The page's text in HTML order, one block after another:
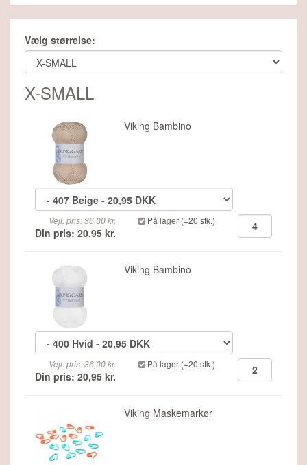
Vælg størrelse:
X-SMALL
Viking Bambino
Vejl. pris: 36,00 kr.
Din pris: 20,95 kr.
På lager (+20 stk.)
Viking Bambino
Vejl. pris: 36,00 kr.
Din pris: 20,95 kr.
På lager (+20 stk.)
Viking Maskemarkør